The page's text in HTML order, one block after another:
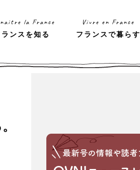
la France
ランスを知る
Vivre en France
フランスで暮らす